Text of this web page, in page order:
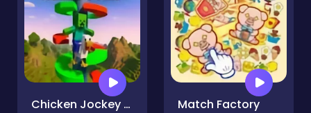
Chicken Jockey Helix Jump Match Factory